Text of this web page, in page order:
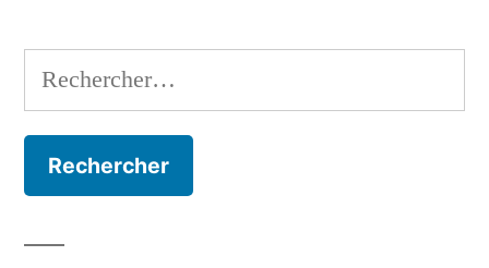
variable
le
Rechercher :